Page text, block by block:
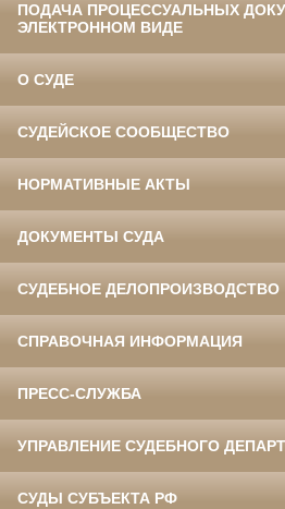
ПОДАЧА ПРОЦЕССУАЛЬНЫХ
ЭЛЕКТРОННОМ ВИДЕ
О СУДЕ
СУДЕЙСКОЕ СООБЩЕСТВО
НОРМАТИВНЫЕ АКТЫ
ДОКУМЕНТЫ СУДА
СУДЕБНОЕ ДЕЛОПРОИЗВОДСТВО
СПРАВОЧНАЯ ИНФОРМАЦИЯ
ПРЕСС-СЛУЖБА
УПРАВЛЕНИЕ СУДЕБНОГО
СУДЫ СУБЪЕКТА РФ